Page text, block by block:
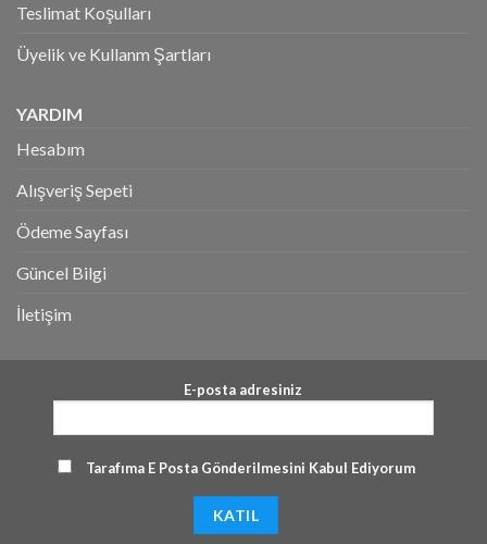
Teslimat Koşulları
Üyelik ve Kullanm Şartları
YARDIM
Hesabım
Alışveriş Sepeti
Ödeme Sayfası
Güncel Bilgi
İletişim
E-posta adresiniz
Tarafıma E Posta Gönderilmesini Kabul Ediyorum